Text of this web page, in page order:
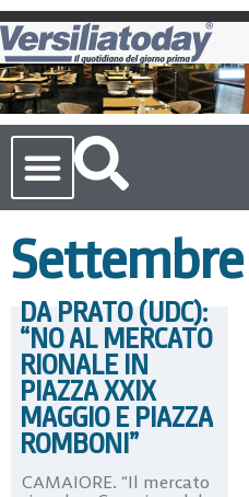
DA PRATO (UDC):
“NO AL MERCATO
RIONALE IN
PIAZZA XXIX
MAGGIO E PIAZZA
ROMBONI”
CAMAIORE. “Il mercato